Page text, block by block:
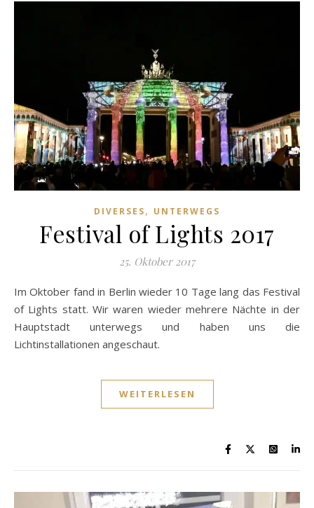
DIVERSES, UNTERWEGS
Festival of Lights 2017
25. Oktober 2017
Im Oktober fand in Berlin wieder 10 Tage lang das Festival
of Lights statt. Wir waren wieder mehrere Nächte in der
Hauptstadt unterwegs und haben uns die
Lichtinstallationen angeschaut.
WEITERLESEN